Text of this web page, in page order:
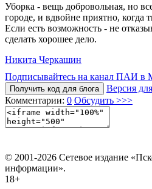
Уборка - вещь добровольная, но
городе, и вдвойне приятно, когда
Если есть возможность - не
сделать хорошее дело.
Никита Черкашин
Подписывайтесь на канал ПАИ в
Получить код для блога
Версия
Комментарии: 0 Обсудить >>>
© 2001-2026 Сетевое издание
информации».
18+